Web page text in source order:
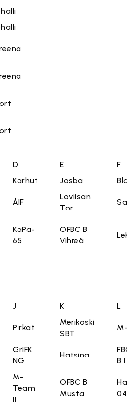
D E
F
Karhut Josba
ÅIF
Loviisan
Tor
KaPa-
65
OFBC B
Vihreä
J K L
Pirkat
Merikoski
SBT
GrIFK
NG
Hatsina
B I
M-
Team
II
OFBC B
Musta